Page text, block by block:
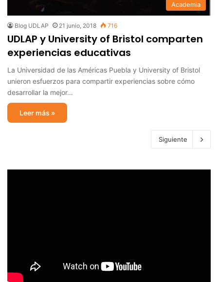
Academia
Blog UDLAP 21 junio, 2018 716
UDLAP y University of Bristol comparten
experiencias educativas
La Universidad de las Américas Puebla y University of Bristol
unieron esfuerzos para compartir experiencias sobre cómo
desarrollar la mejor…
Leer más »
Siguiente